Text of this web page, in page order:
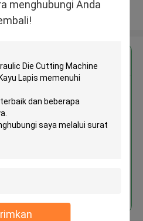
menghubungi Anda
Lebih
Terbaik untuk
Machine Untuk Sepatu /
Kayu Lapis